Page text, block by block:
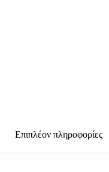
Επιπλέον πληροφορίες